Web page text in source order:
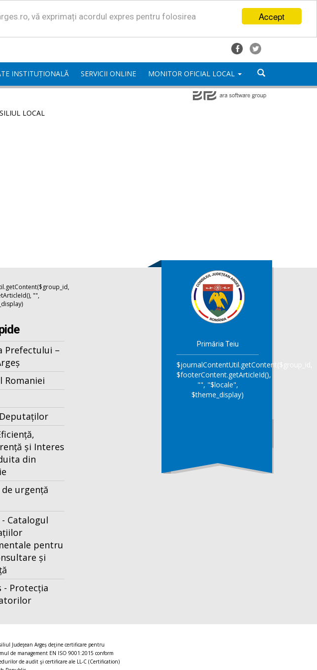
Accept
vă exprimați acordul expres pentru folosirea
INSTITUȚIONALĂ SERVICII ONLINE MONITOR OFICIAL LOCAL
LOCAL
"",
Prefectului –
Romaniei
și Interes
din
urgență
- Catalogul
pentru
și
- Protecția
Primăria Teiu
$journalContentUtil.getContent($group_id,
$footerContent.getArticleId(),
"", "$locale",
$theme_display)
Judeţean Argeș deţine certificare pentru
de management EN ISO 9001:2015 conform
de audit şi certificare ale LL-C (Certification)